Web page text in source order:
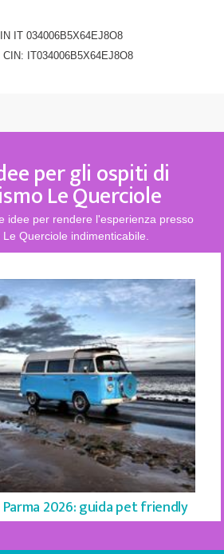
IT 034006B5X64EJ8O8
IT034006B5X64EJ8O8
per gli ospiti di
Le Querciole
idee per rendere l'esperienza presso
Querciole indimenticabile.
2026: guida pet friendly